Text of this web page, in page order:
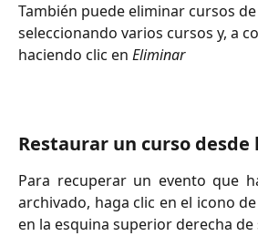
También puede eliminar cursos
seleccionando varios cursos y, a
haciendo clic en Eliminar
Restaurar un curso desde
Para recuperar un evento que
archivado, haga clic en el icono
en la esquina superior derecha de